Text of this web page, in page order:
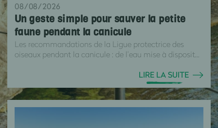
08/08/2026
Un geste simple pour sauver la petite
faune pendant la canicule
Les recommandations de la Ligue protectrice des
oiseaux pendant la canicule : de l’eau mise à disposit...
LIRE LA SUITE